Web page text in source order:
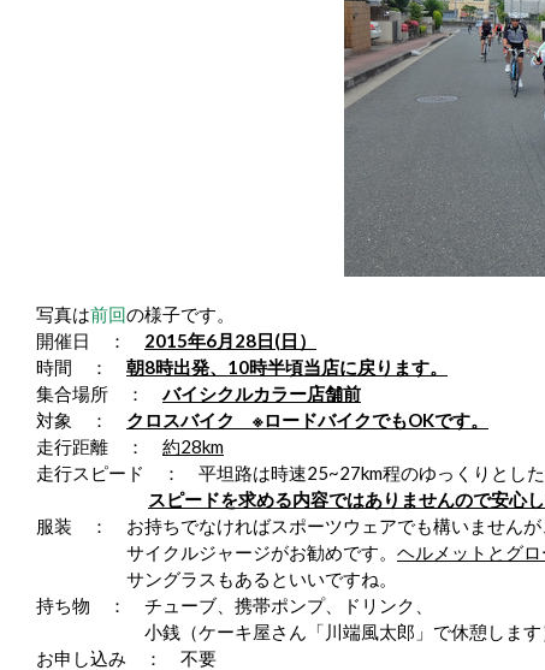
写真は前回の様子です。
開催日 ： 2015年6月28日(日）
時間 ： 朝8時出発、10時半頃当店に戻ります。
集合場所 ：バイシクルカラー店舗前
対象 ： クロスバイク ※ロードバイクでもOKです。
走行距離 ： 約28km
走行スピード ： 平坦路は時速25~27km程のゆっくりとした
スピードを求める内容ではありませんので安心
服装 ： お持ちでなければスポーツウェアでも構いませんが
サイクルジャージがお勧めです。 ヘルメットとグロ
サングラスもあるといいですね。
持ち物 ： チューブ、携帯ポンプ、ドリンク、
小銭（ケーキ屋さん「川端風太郎」で休憩します
お申し込み ： 不要